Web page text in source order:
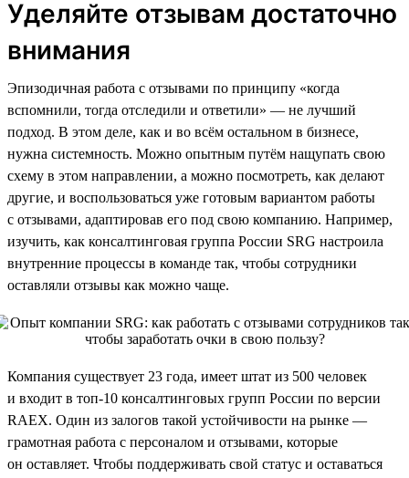
Уделяйте отзывам достаточно
внимания
Эпизодичная работа с отзывами по принципу «когда
вспомнили, тогда отследили и ответили» — не лучший
подход. В этом деле, как и во всём остальном в бизнесе,
нужна системность. Можно опытным путём нащупать свою
схему в этом направлении, а можно посмотреть, как делают
другие, и воспользоваться уже готовым вариантом работы
с отзывами, адаптировав его под свою компанию. Например,
изучить, как консалтинговая группа России SRG настроила
внутренние процессы в команде так, чтобы сотрудники
оставляли отзывы как можно чаще.
Компания существует 23 года, имеет штат из 500 человек
и входит в топ-10 консалтинговых групп России по версии
RAEX. Один из залогов такой устойчивости на рынке —
грамотная работа с персоналом и отзывами, которые
он оставляет. Чтобы поддерживать свой статус и оставаться